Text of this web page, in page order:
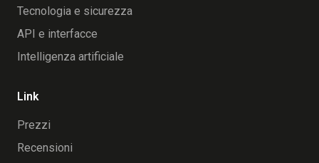
Tecnologia e sicurezza
API e interfacce
Intelligenza artificiale
Link
Prezzi
Recensioni